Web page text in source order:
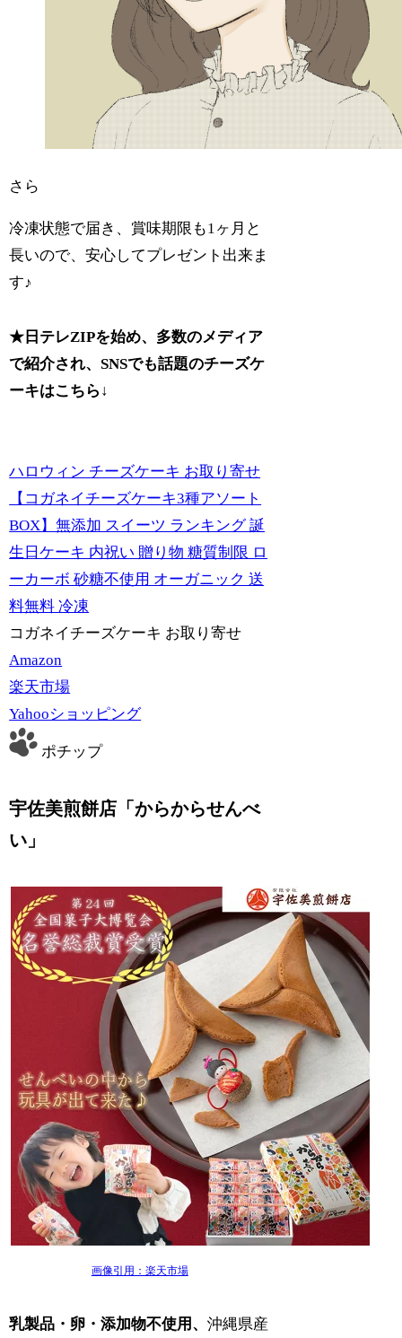
さら
冷凍状態で届き、賞味期限も1ヶ月と
長いので、安心してプレゼント出来ま
す♪
★日テレZIPを始め、多数のメディア
で紹介され、SNSでも話題のチーズケ
ーキはこちら↓
ハロウィン チーズケーキ お取り寄せ
【コガネイチーズケーキ3種アソート
BOX】無添加 スイーツ ランキング 誕
生日ケーキ 内祝い 贈り物 糖質制限 ロ
ーカーボ 砂糖不使用 オーガニック 送
料無料 冷凍
コガネイチーズケーキ お取り寄せ
Amazon
楽天市場
Yahooショッピング
ポチップ
宇佐美煎餅店「からからせんべ
い」
画像引用：楽天市場
乳製品・卵・添加物不使用、沖縄県産